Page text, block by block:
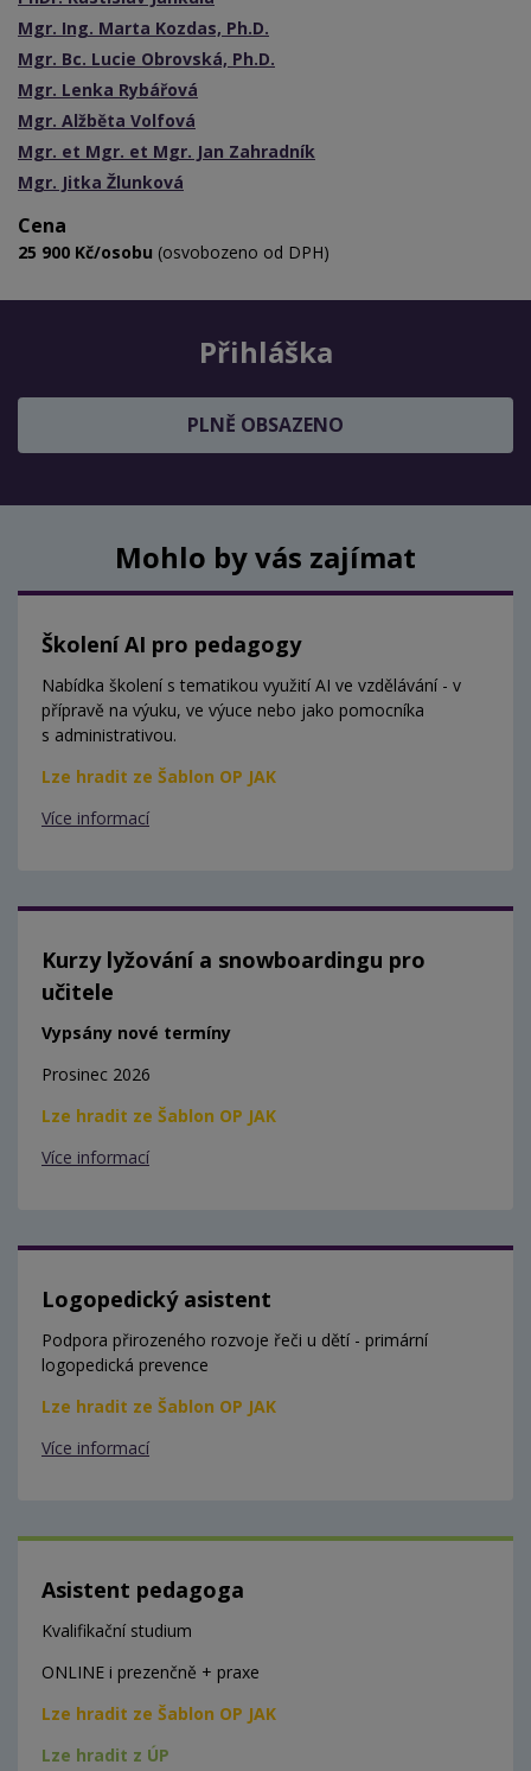
Mgr. Ing. Marta Kozdas, Ph.D.
Mgr. Bc. Lucie Obrovská, Ph.D.
Mgr. Lenka Rybářová
Mgr. Alžběta Volfová
Mgr. et Mgr. et Mgr. Jan Zahradník
Mgr. Jitka Žlunková
Cena
25 900 Kč/osobu (osvobozeno od DPH)
Přihláška
PLNĚ OBSAZENO
Mohlo by vás zajímat
Školení AI pro pedagogy
Nabídka školení s tematikou využití AI ve vzdělávání - v
přípravě na výuku, ve výuce nebo jako pomocníka
s administrativou.
Lze hradit ze Šablon OP JAK
Více informací
Kurzy lyžování a snowboardingu pro
učitele
Vypsány nové termíny
Prosinec 2026
Lze hradit ze Šablon OP JAK
Více informací
Logopedický asistent
Podpora přirozeného rozvoje řeči u dětí - primární
logopedická prevence
Lze hradit ze Šablon OP JAK
Více informací
Asistent pedagoga
Kvalifikační studium
ONLINE i prezenčně + praxe
Lze hradit ze Šablon OP JAK
Lze hradit z ÚP